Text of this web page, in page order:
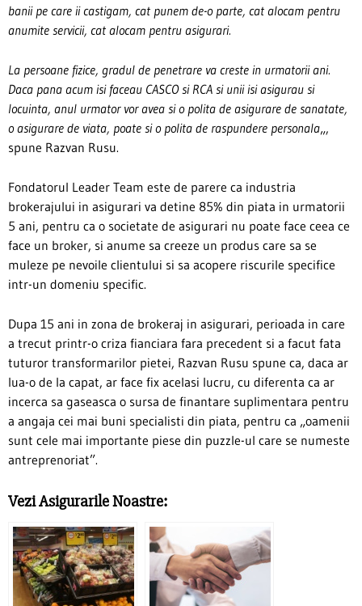
banii pe care ii castigam, cat punem de-o parte, cat alocam pentru
anumite servicii, cat alocam pentru asigurari.
La persoane fizice, gradul de penetrare va creste in urmatorii ani.
Daca pana acum isi faceau CASCO si RCA si unii isi asigurau si
locuinta, anul urmator vor avea si o polita de asigurare de sanatate,
o asigurare de viata, poate si o polita de raspundere personala„,
spune Razvan Rusu.
Fondatorul Leader Team este de parere ca industria
brokerajului in asigurari va detine 85% din piata in urmatorii
5 ani, pentru ca o societate de asigurari nu poate face ceea ce
face un broker, si anume sa creeze un produs care sa se
muleze pe nevoile clientului si sa acopere riscurile specifice
intr-un domeniu specific.
Dupa 15 ani in zona de brokeraj in asigurari, perioada in care
a trecut printr-o criza fianciara fara precedent si a facut fata
tuturor transformarilor pietei, Razvan Rusu spune ca, daca ar
lua-o de la capat, ar face fix acelasi lucru, cu diferenta ca ar
incerca sa gaseasca o sursa de finantare suplimentara pentru
a angaja cei mai buni specialisti din piata, pentru ca „oamenii
sunt cele mai importante piese din puzzle-ul care se numeste
antreprenoriat”.
Vezi Asigurarile Noastre: